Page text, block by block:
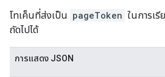
โทเค็นที่ส่งเป็น pageToken ในการเรี
ถัดไปได้
การแสดง JSON